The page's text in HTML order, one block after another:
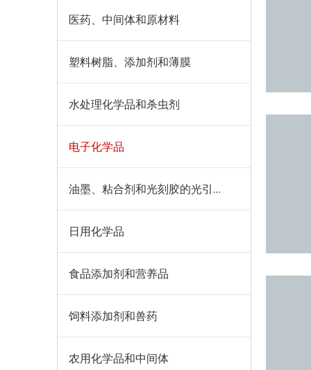
医药、中间体和原材料
塑料树脂、添加剂和薄膜
水处理化学品和杀虫剂
电子化学品
油墨、粘合剂和光刻胶的光引发剂、颜料和添加剂
日用化学品
食品添加剂和营养品
饲料添加剂和兽药
农用化学品和中间体